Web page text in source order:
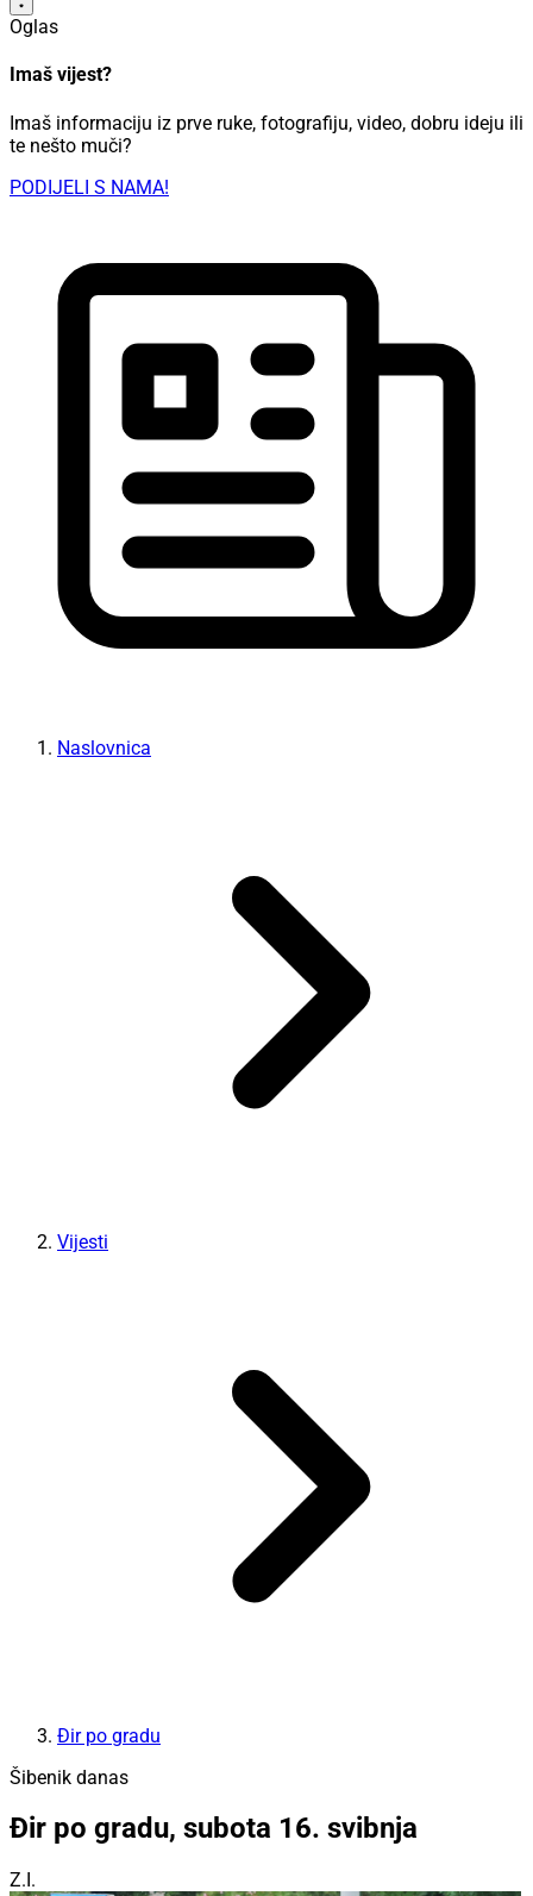
Oglas
Imaš vijest?
Imaš informaciju iz prve ruke, fotografiju, video, dobru ideju ili
te nešto muči?
PODIJELI S NAMA!
Naslovnica
Vijesti
Đir po gradu
Šibenik danas
Đir po gradu, subota 16. svibnja
Z.I.